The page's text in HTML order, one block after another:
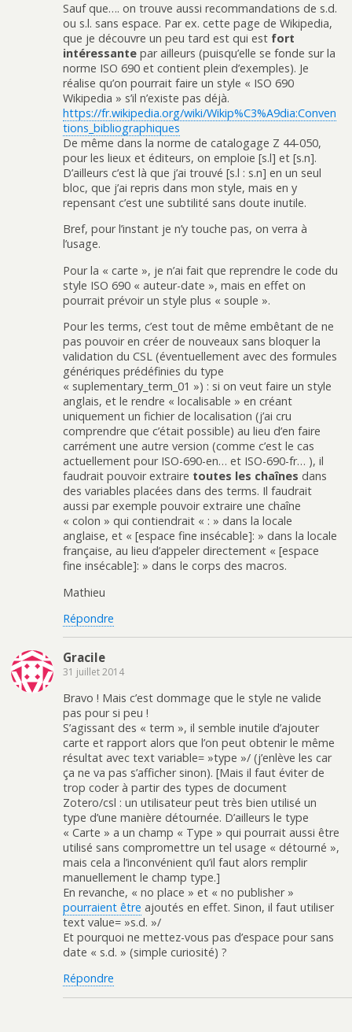
Sauf que…. on trouve aussi recommandations de s.d.
ou s.l. sans espace. Par ex. cette page de Wikipedia,
que je découvre un peu tard est qui est fort
intéressante par ailleurs (puisqu’elle se fonde sur la
norme ISO 690 et contient plein d’exemples). Je
réalise qu’on pourrait faire un style « ISO 690
Wikipedia » s’il n’existe pas déjà.
https://fr.wikipedia.org/wiki/Wikip%C3%A9dia:Conven
tions_bibliographiques
De même dans la norme de catalogage Z 44-050,
pour les lieux et éditeurs, on emploie [s.l] et [s.n].
D’ailleurs c’est là que j’ai trouvé [s.l : s.n] en un seul
bloc, que j’ai repris dans mon style, mais en y
repensant c’est une subtilité sans doute inutile.
Bref, pour l’instant je n’y touche pas, on verra à
l’usage.
Pour la « carte », je n’ai fait que reprendre le code du
style ISO 690 « auteur-date », mais en effet on
pourrait prévoir un style plus « souple ».
Pour les terms, c’est tout de même embêtant de ne
pas pouvoir en créer de nouveaux sans bloquer la
validation du CSL (éventuellement avec des formules
génériques prédéfinies du type
« suplementary_term_01 ») : si on veut faire un style
anglais, et le rendre « localisable » en créant
uniquement un fichier de localisation (j’ai cru
comprendre que c’était possible) au lieu d’en faire
carrément une autre version (comme c’est le cas
actuellement pour ISO-690-en… et ISO-690-fr… ), il
faudrait pouvoir extraire toutes les chaînes dans
des variables placées dans des terms. Il faudrait
aussi par exemple pouvoir extraire une chaîne
« colon » qui contiendrait « : » dans la locale
anglaise, et « [espace fine insécable]: » dans la locale
française, au lieu d’appeler directement « [espace
fine insécable]: » dans le corps des macros.
Mathieu
Répondre
Gracile
31 juillet 2014
Bravo ! Mais c’est dommage que le style ne valide
pas pour si peu !
S’agissant des « term », il semble inutile d’ajouter
carte et rapport alors que l’on peut obtenir le même
résultat avec text variable= »type »/ (j’enlève les car
ça ne va pas s’afficher sinon). [Mais il faut éviter de
trop coder à partir des types de document
Zotero/csl : un utilisateur peut très bien utilisé un
type d’une manière détournée. D’ailleurs le type
« Carte » a un champ « Type » qui pourrait aussi être
utilisé sans compromettre un tel usage « détourné »,
mais cela a l’inconvénient qu’il faut alors remplir
manuellement le champ type.]
En revanche, « no place » et « no publisher »
pourraient être ajoutés en effet. Sinon, il faut utiliser
text value= »s.d. »/
Et pourquoi ne mettez-vous pas d’espace pour sans
date « s.d. » (simple curiosité) ?
Répondre